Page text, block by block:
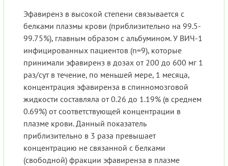
Эфавиренз в высокой степени связывается с
белками плазмы крови (приблизительно на 99.5-
99.75%), главным образом с альбумином. У ВИЧ-1
инфицированных пациентов (n=9), которые
принимали эфавиренз в дозах от 200 до 600 мг 1
раз/сут в течение, по меньшей мере, 1 месяца,
концентрация эфавиренза в спинномозговой
жидкости составляла от 0.26 до 1.19% (в среднем
0.69%) от соответствующей концентрации в
плазме крови. Данный показатель
приблизительно в 3 раза превышает
концентрацию не связанной с белками
(свободной) фракции эфавиренза в плазме